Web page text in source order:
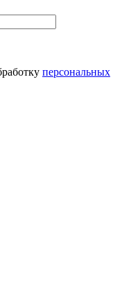
персональных